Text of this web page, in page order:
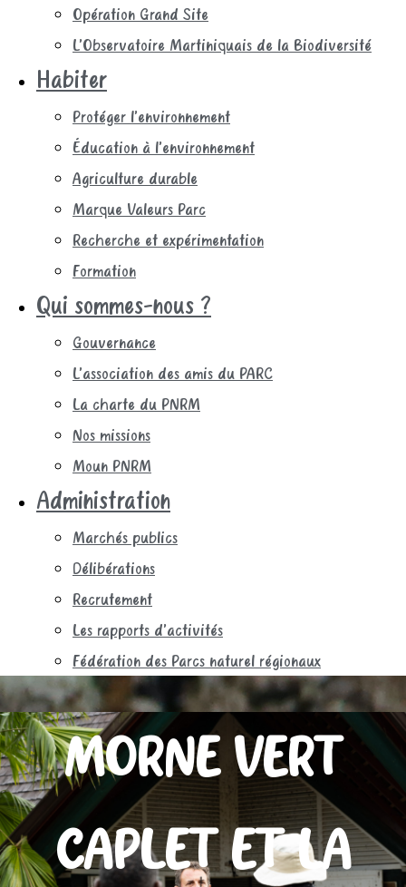
Opération Grand Site
L’Observatoire Martiniquais de la Biodiversité
Habiter
Protéger l’environnement
Éducation à l’environnement
Agriculture durable
Marque Valeurs Parc
Recherche et expérimentation
Formation
Qui sommes-nous ?
Gouvernance
L’association des amis du PARC
La charte du PNRM
Nos missions
Moun PNRM
Administration
Marchés publics
Délibérations
Recrutement
Les rapports d’activités
Fédération des Parcs naturel régionaux
MORNE VERT
CAPLET ET LA